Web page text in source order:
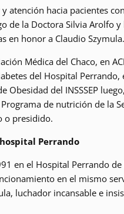
atención hacia pacientes
de la Doctora Silvia Arolfo
en honor a Claudio Szymula.
Médica del Chaco, en
del Hospital
Obesidad del INSSSEP
de nutrición de la
o presidido.
Perrando
en el Hospital Perrando
en el mismo
luchador incansable e